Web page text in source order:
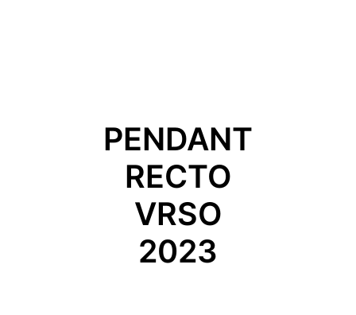
PENDANT
RECTO
VRSO
2023